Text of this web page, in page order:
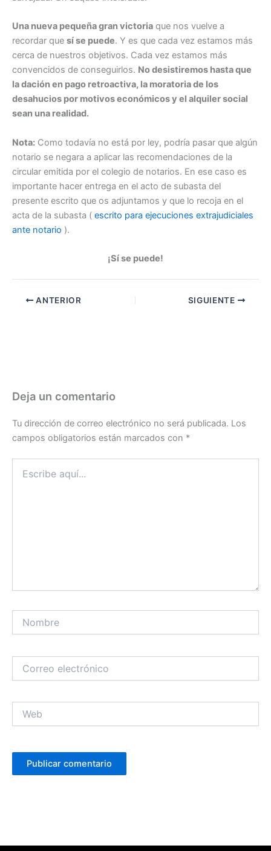
Una nueva pequeña gran victoria que nos vuelve a
recordar que sí se puede. Y es que cada vez estamos más
cerca de nuestros objetivos. Cada vez estamos más
convencidos de conseguirlos. No desistiremos hasta que
la dación en pago retroactiva, la moratoria de los
desahucios por motivos económicos y el alquiler social
sean una realidad.
Nota: Como todavía no está por ley, podría pasar que algún
notario se negara a aplicar las recomendaciones de la
circular emitida por el colegio de notarios. En ese caso es
importante hacer entrega en el acto de subasta del
presente escrito que os adjuntamos y que lo recoja en el
acta de la subasta ( escrito para ejecuciones extrajudiciales
ante notario ).
¡Sí se puede!
ANTERIOR SIGUIENTE
Deja un comentario
Tu dirección de correo electrónico no será publicada. Los
campos obligatorios están marcados con *
aquí...
electrónico